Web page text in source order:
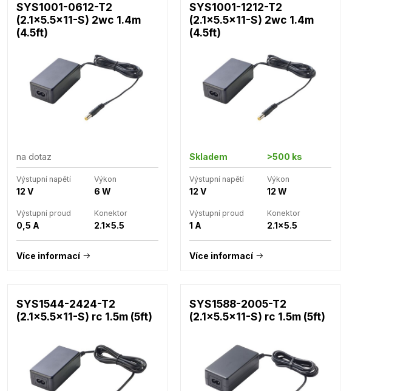
SYS1001-0612-T2
(2.1x5.5x11-S) 2wc 1.4m
(4.5ft)
na dotaz
Výstupní napětí
12 V
Výkon
6 W
Výstupní proud
0,5 A
Konektor
2.1x5.5
Více informací
SYS1001-1212-T2
(2.1x5.5x11-S) 2wc 1.4m
(4.5ft)
Skladem >500 ks
Výstupní napětí
12 V
Výkon
12 W
Výstupní proud
1 A
Konektor
2.1x5.5
Více informací
SYS1544-2424-T2
(2.1x5.5x11-S) rc 1.5m (5ft)
SYS1588-2005-T2
(2.1x5.5x11-S) rc 1.5m (5ft)